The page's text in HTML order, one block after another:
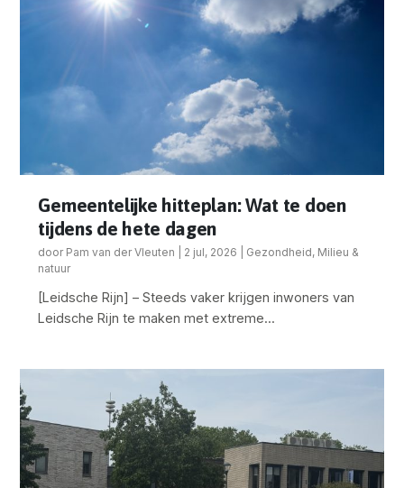
Gemeentelijke hitteplan: Wat te doen
tijdens de hete dagen
door Pam van der Vleuten 2 jul, 2026 Gezondheid, Milieu &
natuur
[Leidsche Rijn] – Steeds vaker krijgen inwoners van
Leidsche Rijn te maken met extreme...